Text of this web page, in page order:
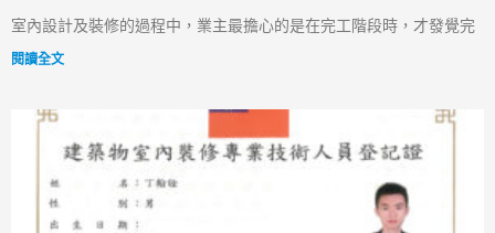
室內設計及裝修的過程中，業主最擔心的是在完工階段時，才發覺完
閱讀全文